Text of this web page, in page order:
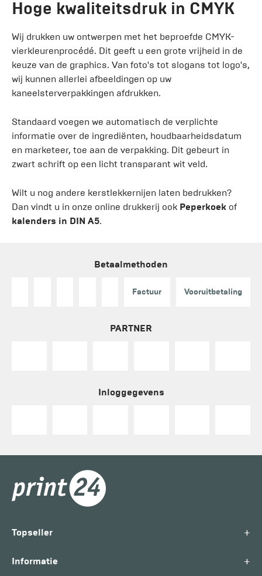
Hoge kwaliteitsdruk in CMYK
Wij drukken uw ontwerpen met het beproefde CMYK-
vierkleurenprocédé. Dit geeft u een grote vrijheid in de
keuze van de graphics. Van foto's tot slogans tot logo's,
wij kunnen allerlei afbeeldingen op uw
kaneelsterverpakkingen afdrukken.
Standaard voegen we automatisch de verplichte
informatie over de ingrediënten, houdbaarheidsdatum
en marketeer, toe aan de verpakking. Dit gebeurt in
zwart schrift op een licht transparant wit veld.
Wilt u nog andere kerstlekkernijen laten bedrukken?
Dan vindt u in onze online drukkerij ook Peperkoek of
kalenders in DIN A5.
Betaalmethoden
Factuur Vooruitbetaling
PARTNER
Inloggegevens
Topseller +
Informatie +